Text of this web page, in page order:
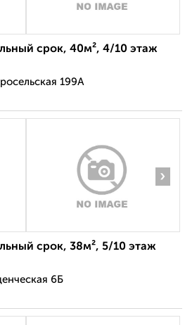
срок, 40м², 4/10 этаж
199А
›
срок, 38м², 5/10 этаж
6Б